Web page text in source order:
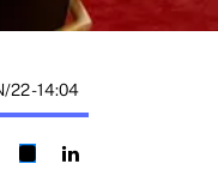
22- 14:04